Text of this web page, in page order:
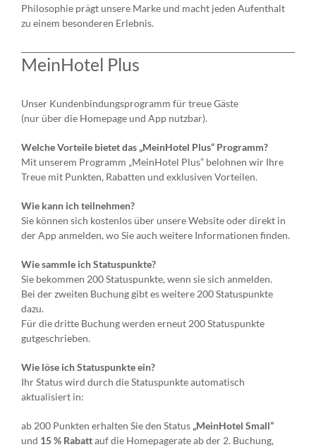
Philosophie prägt unsere Marke und macht jeden Aufenthalt
zu einem besonderen Erlebnis.
MeinHotel Plus
Unser Kundenbindungsprogramm für treue Gäste
(nur über die Homepage und App nutzbar).
Welche Vorteile bietet das „MeinHotel Plus“ Programm?
Mit unserem Programm „MeinHotel Plus” belohnen wir Ihre
Treue mit Punkten, Rabatten und exklusiven Vorteilen.
Wie kann ich teilnehmen?
Sie können sich kostenlos über unsere Website oder direkt in
der App anmelden, wo Sie auch weitere Informationen finden.
Wie sammle ich Statuspunkte?
Sie bekommen 200 Statuspunkte, wenn sie sich anmelden.
Bei der zweiten Buchung gibt es weitere 200 Statuspunkte
dazu.
Für die dritte Buchung werden erneut 200 Statuspunkte
gutgeschrieben.
Wie löse ich Statuspunkte ein?
Ihr Status wird durch die Statuspunkte automatisch
aktualisiert in:
ab 200 Punkten erhalten Sie den Status „MeinHotel Small”
und 15 % Rabattauf die Homepagerate ab der 2. Buchung,